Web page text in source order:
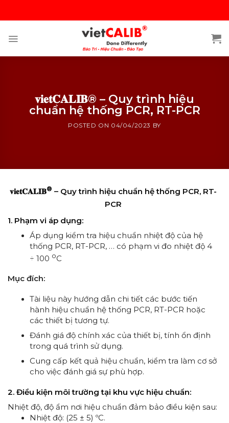
content
𝐯𝐢𝐞𝐭𝐂𝐀𝐋𝐈𝐁® – Quy trình hiệu
chuẩn hệ thống PCR, RT-PCR
POSTED ON 04/04/2023 BY
𝐯𝐢𝐞𝐭𝐂𝐀𝐋𝐈𝐁® – Quy trình hiệu chuẩn hệ thống PCR, RT-
PCR
1. Phạm vi áp dụng:
Áp dụng kiểm tra hiệu chuẩn nhiệt độ của hệ
thống PCR, RT-PCR, … có phạm vi đo nhiệt độ 4
÷ 100 oC
Mục đích:
Tài liệu này hướng dẫn chi tiết các bước tiến
hành hiệu chuẩn hệ thống PCR, RT-PCR hoặc
các thiết bị tương tự.
Đánh giá độ chính xác của thiết bị, tính ổn định
trong quá trình sử dụng.
Cung cấp kết quả hiệu chuẩn, kiểm tra làm cơ sở
cho việc đánh giá sự phù hợp.
2. Điều kiện môi trường tại khu vực hiệu chuẩn:
Nhiệt độ, độ ẩm nơi hiệu chuẩn đảm bảo điều kiện sau:
Nhiệt độ: (25 ± 5) ºC.